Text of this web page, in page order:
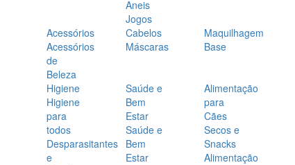
Aneis
Jogos
Acessórios
Acessórios
de
Beleza
Cabelos
Máscaras
Maquilhagem
Base
Higiene
Higiene
para
todos
Desparasitantes
e
Saúde e
Bem
Estar
Saúde e
Bem
Estar
Alimentação
para
Cães
Secos e
Snacks
Alimentação